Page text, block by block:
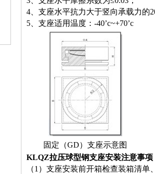
4、支座水平抗力大于竖向承载力的
5、支座适用温度：-40’c~+70’c
固定（GD）支座示意图
KLQZ拉压球型钢支座安装注意事项
（1）支座安装前开箱检查装箱清